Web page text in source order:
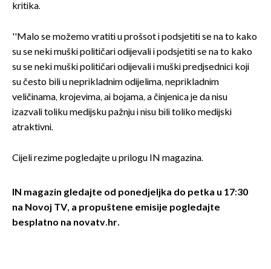
kritika.
''Malo se možemo vratiti u prošsot i podsjetiti se na to kako
su se neki muški političari odijevali i podsjetiti se na to kako
su se neki muški političari odijevali i muški predjsednici koji
su često bili u neprikladnim odijelima, neprikladnim
veličinama, krojevima, ai bojama, a činjenica je da nisu
izazvali toliku medijsku pažnju i nisu bili toliko medijski
atraktivni.
Cijeli rezime pogledajte u prilogu IN magazina.
IN magazin gledajte od ponedjeljka do petka u 17:30
na Novoj TV, a propuštene emisije pogledajte
besplatno na novatv.hr.